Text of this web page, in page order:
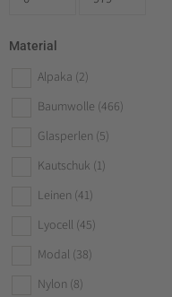
Material
Alpaka (2)
Baumwolle (466)
Glasperlen (5)
Kautschuk (1)
Leinen (41)
Lyocell (45)
Modal (38)
Nylon (8)